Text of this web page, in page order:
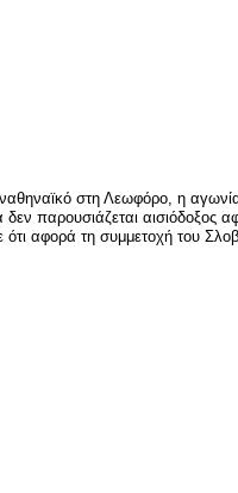
στη Λεωφόρο, η
παρουσιάζεται αισιόδοξος
αφορά τη συμμετοχή του